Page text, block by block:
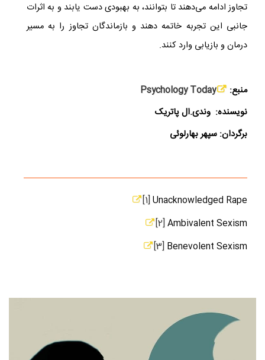
تجاوز ادامه می‌دهند تا بتوانند، به بهبودی دست یابند و به اثرات
جانبی این تجربه خاتمه دهند و بازماندگان تجاوز را به مسیر
درمان و بازیابی وارد کنند.
منبع:
Psychology Today
نویسنده: وندی.ال پاتریک
برگردان: سپهر بهارلوئی
[1] Unacknowledged Rape
[2] Ambivalent Sexism
[3] Benevolent Sexism